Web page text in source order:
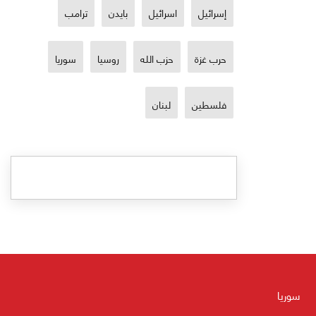
إسرائيل اسرائيل بايدن ترامب
حرب غزة حزب الله روسيا سوريا
فلسطين لبنان
سوريا